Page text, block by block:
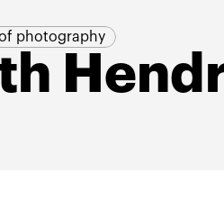
photography